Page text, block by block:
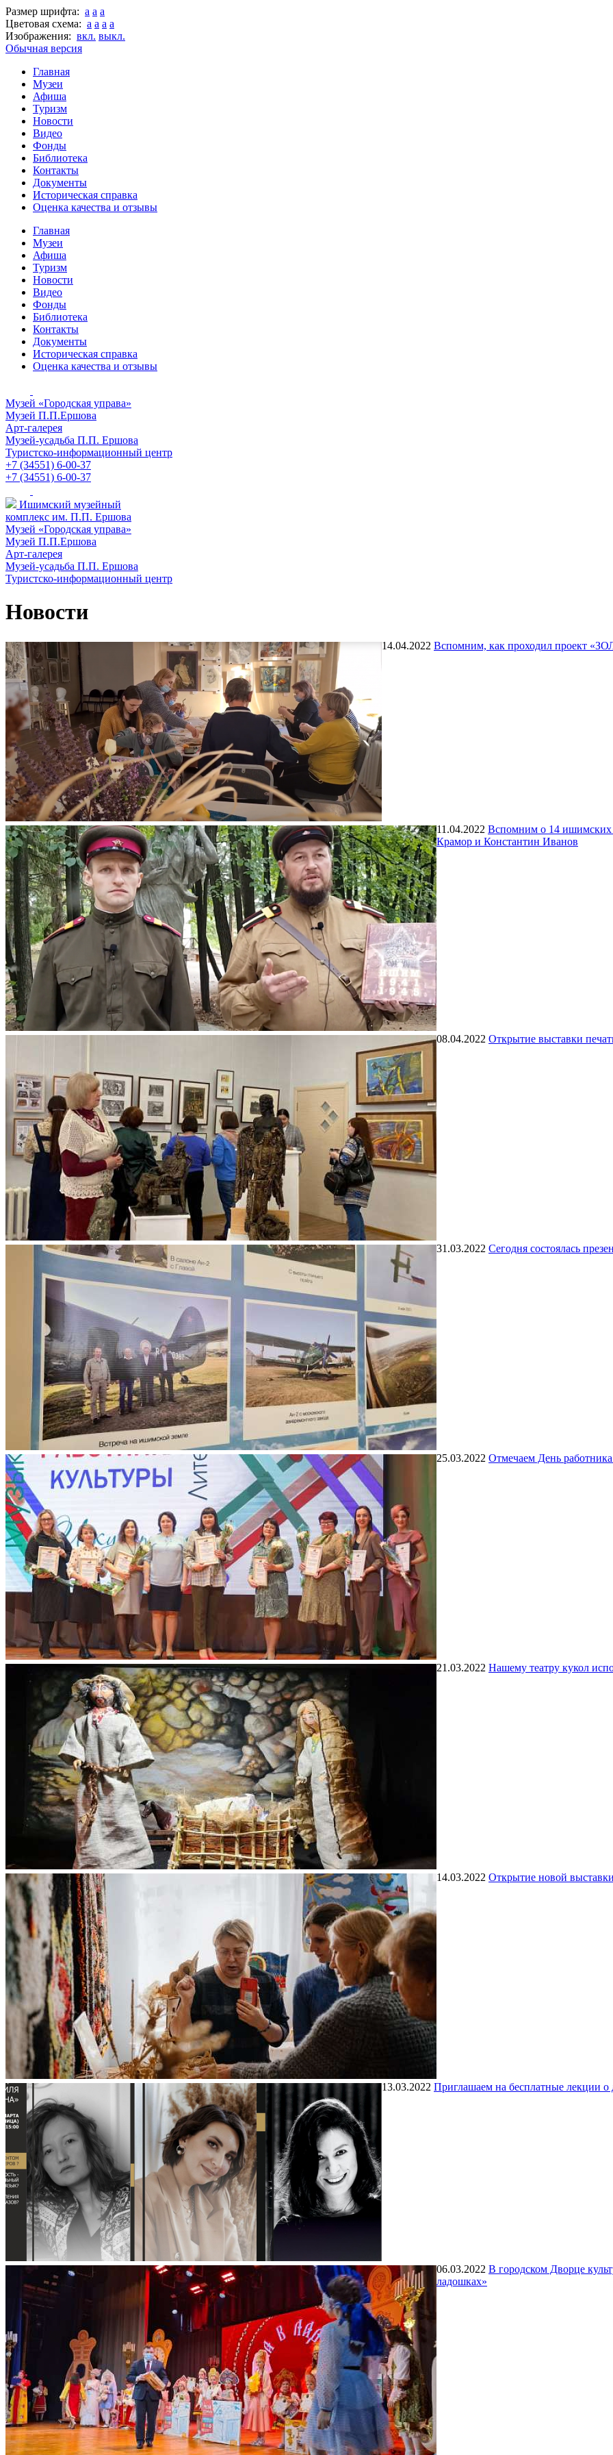
Размер шрифта: a a a
Цветовая схема: a a a a
Изображения: вкл. выкл.
Обычная версия
Главная
Музеи
Афиша
Туризм
Новости
Видео
Фонды
Библиотека
Контакты
Документы
Историческая справка
Оценка качества и отзывы
Главная
Музеи
Афиша
Туризм
Новости
Видео
Фонды
Библиотека
Контакты
Документы
Историческая справка
Оценка качества и отзывы
Музей «Городская управа»
Музей П.П.Ершова
Арт-галерея
Музей-усадьба П.П. Ершова
Туристско-информационный центр
+7 (34551) 6-00-37
+7 (34551) 6-00-37
Ишимский музейный
комплекс им. П.П. Ершова
Музей «Городская управа»
Музей П.П.Ершова
Арт-галерея
Музей-усадьба П.П. Ершова
Туристско-информационный центр
Новости
14.04.2022 Вспомним, как проходил проект
11.04.2022 Вспомним о 14 ишимских
Крамор и Константин Иванов
08.04.2022 Открытие выставки
31.03.2022 Сегодня состоялась
25.03.2022 Отмечаем День
21.03.2022 Нашему театру кукол
14.03.2022 Открытие новой
13.03.2022 Приглашаем на бесплатные лекции
06.03.2022 В городском Дворце
ладошках»